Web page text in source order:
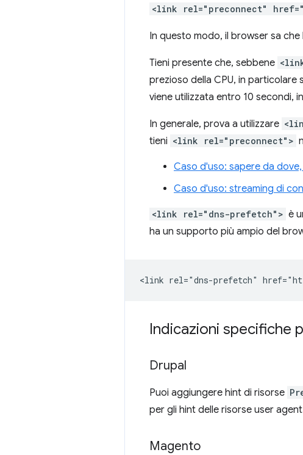
<link rel="preconnect"
In questo modo, il browser sa
Tieni presente che, sebbene
prezioso della CPU, in particolare
viene utilizzata entro 10 secondi,
In generale, prova a utilizzare
tieni <link rel="preconnect">
Caso d'uso: sapere da
Caso d'uso: streaming di
<link rel="dns-prefetch"> è
ha un supporto più ampio del
Indicazioni specifiche
Drupal
Puoi aggiungere hint di risorse
per gli hint delle risorse user
Magento